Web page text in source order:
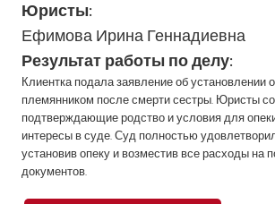
Юристы:
Ефимова Ирина Геннадиевна
Результат работы по делу:
Клиентка подала заявление об установлении
племянником после смерти сестры. Юристы
подтверждающие родство и условия для
интересы в суде. Суд полностью
установив опеку и возместив все расходы на
документов.